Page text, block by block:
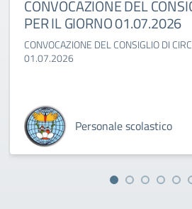
CONVOCAZIONE DEL
PER IL GIORNO 01.07.2026
CONVOCAZIONE DEL CONSIGLIO DI
01.07.2026
Personale scolastico